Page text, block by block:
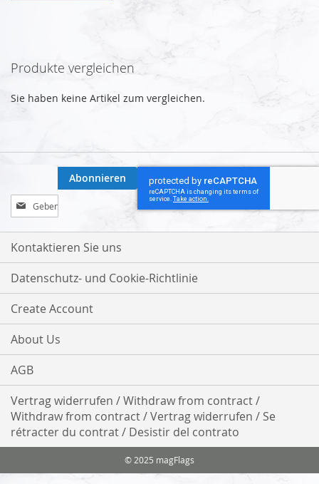
Produkte vergleichen
Sie haben keine Artikel zum vergleichen.
Melden
Sie
sich
für
Newsletter
an:
Abonnieren
Kontaktieren Sie uns
Datenschutz- und Cookie-Richtlinie
Create Account
About Us
AGB
Vertrag widerrufen / Withdraw from contract /
Withdraw from contract / Vertrag widerrufen / Se
rétracter du contrat / Desistir del contrato
© 2025 magFlags